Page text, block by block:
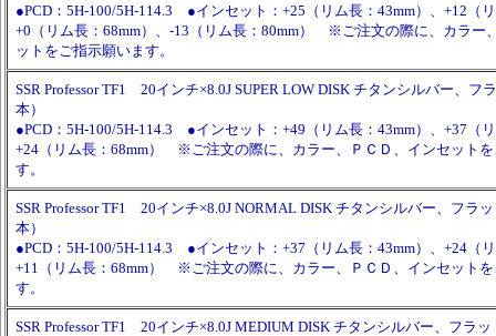
●PCD：5H-100/5H-114.3 ●インセット：+25（リム長：43mm）、+12（
+0（リム長：68mm）、-13（リム長：80mm） ※ご注文の際に、カラー
ットをご指示願います。
SSR Professor TF1 20インチ×8.0J SUPER LOW DISK チタンシルバー、フ
本）
●PCD：5H-100/5H-114.3 ●インセット：+49（リム長：43mm）、+37（
+24（リム長：68mm） ※ご注文の際に、カラー、ＰＣＤ、インセット
す。
SSR Professor TF1 20インチ×8.0J NORMAL DISK チタンシルバー、フラ
本）
●PCD：5H-100/5H-114.3 ●インセット：+37（リム長：43mm）、+24（
+11（リム長：68mm） ※ご注文の際に、カラー、ＰＣＤ、インセット
す。
SSR Professor TF1 20インチ×8.0J MEDIUM DISK チタンシルバー、フラ